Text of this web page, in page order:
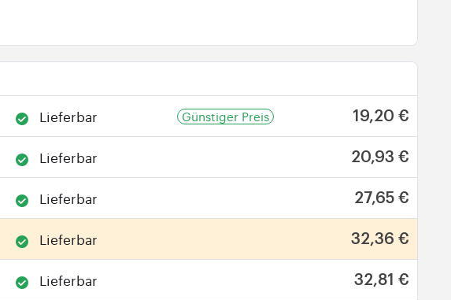
Lieferbar Günstiger Preis 19,20 €
Lieferbar 20,93 €
Lieferbar 27,65 €
Lieferbar 32,36 €
Lieferbar 32,81 €